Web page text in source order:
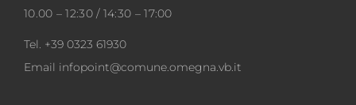
10.00 – 12:30 / 14:30 – 17:00
Tel. +39 0323 61930
Email infopoint@comune.omegna.vb.it